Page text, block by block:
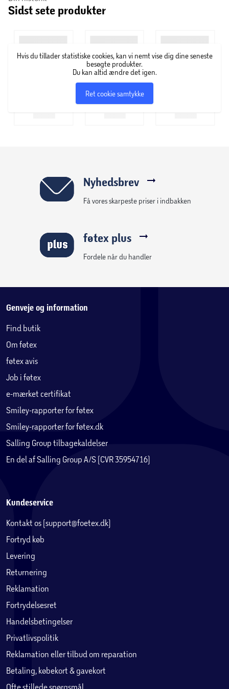
Libero producerer Svanemærkede bleer og babypleje til
har Libero altid stræbt efter én og samme ting – nemlig at
give dit barn en ble, som er så behagelig og funktionel
Sidst sete produkter
Hvis du tillader statistiske cookies, kan vi nemt vise dig dine seneste
besøgte produkter.
Du kan altid ændre det igen.
Ret cookie samtykke
Nyhedsbrev
Få vores skarpeste priser i indbakken
føtex plus
Fordele når du handler
Genveje og information
Find butik
Om føtex
føtex avis
Job i føtex
e-mærket certifikat
Smiley-rapporter for føtex
Smiley-rapporter for føtex.dk
Salling Group tilbagekaldelser
En del af Salling Group A/S (CVR 35954716)
Kundeservice
Kontakt os (support@foetex.dk)
Fortryd køb
Levering
Returnering
Reklamation
Fortrydelsesret
Handelsbetingelser
Privatlivspolitik
Reklamation eller tilbud om reparation
Betaling, købekort & gavekort
Ofte stillede spørgsmål